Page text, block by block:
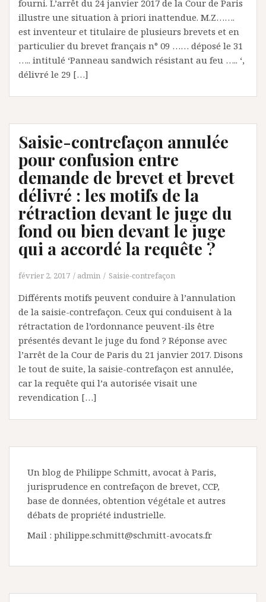
fourni. L’arrêt du 24 janvier 2017 de la Cour de Paris
illustre une situation à priori inattendue. M.Z…….
est inventeur et titulaire de plusieurs brevets et en
particulier du brevet français n° 09 …… déposé le 31
….. intitulé ‘Panneau sandwich résistant au feu ….. ‘,
délivré le 29 […]
Saisie-contrefaçon annulée
pour confusion entre
demande de brevet et brevet
délivré : les motifs de la
rétraction devant le juge du
fond ou bien devant le juge
qui a accordé la requête ?
février 2, 2017 admin Saisie-contrefaçon
Différents motifs peuvent conduire à l’annulation
de la saisie-contrefaçon. Ceux qui conduisent à la
rétractation de l’ordonnance peuvent-ils être
présentés devant le juge du fond ? Réponse avec
l’arrêt de la Cour de Paris du 21 janvier 2017. Disons
le tout de suite, la saisie-contrefaçon est annulée,
car la requête qui l’a autorisée visait une
revendication […]
Un blog de Philippe Schmitt, avocat à Paris,
jurisprudence en contrefaçon de brevet, CCP,
base de données, obtention végétale et autres
débats de propriété industrielle.
Mail : philippe.schmitt@schmitt-avocats.fr